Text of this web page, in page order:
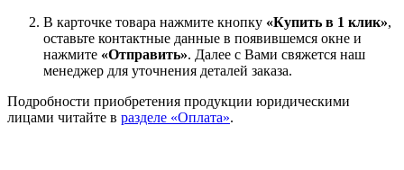
В карточке товара нажмите кнопку «Купить в 1 клик»,
оставьте контактные данные в появившемся окне и
нажмите «Отправить». Далее с Вами свяжется наш
менеджер для уточнения деталей заказа.
Подробности приобретения продукции юридическими
лицами читайте в разделе «Оплата».